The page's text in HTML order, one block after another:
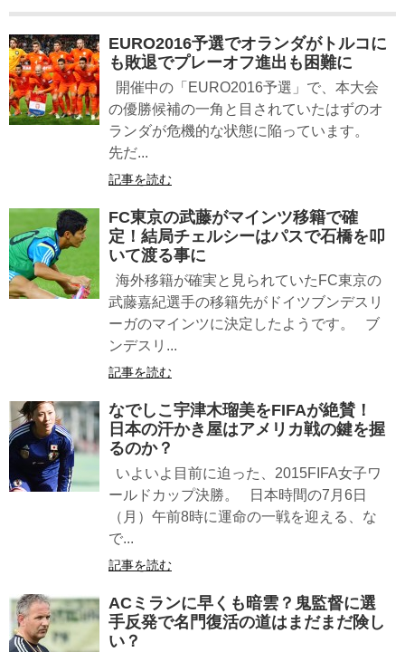
EURO2016予選でオランダがトルコに
も敗退でプレーオフ進出も困難に
開催中の「EURO2016予選」で、本大会
の優勝候補の一角と目されていたはずのオ
ランダが危機的な状態に陥っています。
先だ...
記事を読む
FC東京の武藤がマインツ移籍で確
定！結局チェルシーはパスで石橋を叩
いて渡る事に
海外移籍が確実と見られていたFC東京の
武藤嘉紀選手の移籍先がドイツブンデスリ
ーガのマインツに決定したようです。 ブ
ンデスリ...
記事を読む
なでしこ宇津木瑠美をFIFAが絶賛！
日本の汗かき屋はアメリカ戦の鍵を握
るのか？
いよいよ目前に迫った、2015FIFA女子ワ
ールドカップ決勝。 日本時間の7月6日
（月）午前8時に運命の一戦を迎える、な
で...
記事を読む
ACミランに早くも暗雲？鬼監督に選
手反発で名門復活の道はまだまだ険し
い？